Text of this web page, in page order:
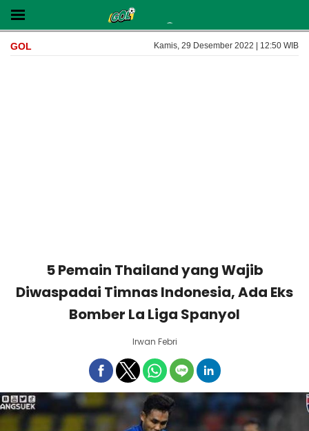
GOL Kamis, 29 Desember 2022 | 12:50 WIB
5 Pemain Thailand yang Wajib
Diwaspadai Timnas Indonesia, Ada Eks
Bomber La Liga Spanyol
Irwan Febri